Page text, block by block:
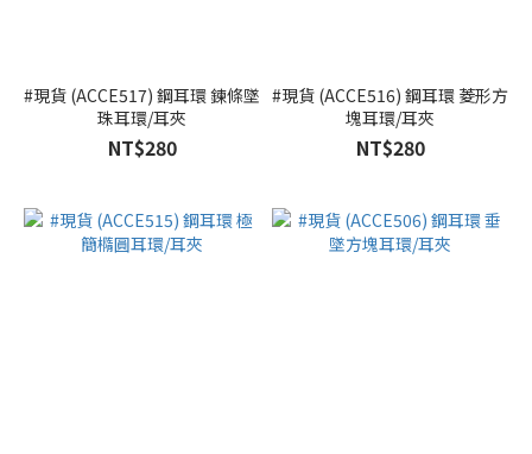
#現貨 (ACCE517) 鋼耳環 鍊條墜
珠耳環/耳夾
NT$280
#現貨 (ACCE516) 鋼耳環 菱形方
塊耳環/耳夾
NT$280